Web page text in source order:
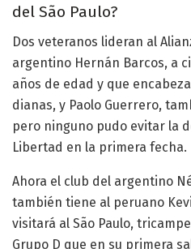
del São Paulo?
Dos veteranos lideran al
argentino Hernán Barcos, a
años de edad y que
dianas, y Paolo Guerrero,
pero ninguno pudo evitar la
Libertad en la primera fecha.
Ahora el club del argentino
también tiene al peruano
visitará al São Paulo,
Grupo D que en su primera